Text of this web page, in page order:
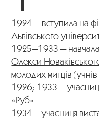
1924 — вступила на
Львівського
1925—1933 —
Олекси
молодих митців
1926; 1933 –
«Руб»
1934 – учасниця